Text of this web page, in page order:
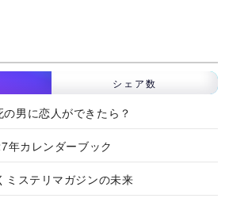
シェア数
の男に恋人ができたら？
年カレンダーブック
ミステリマガジンの未来